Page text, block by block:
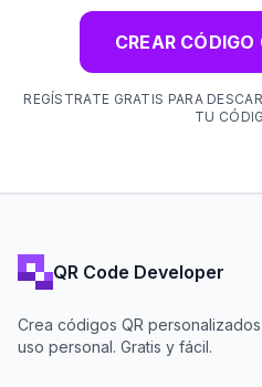
CREAR CÓDIGO
REGÍSTRATE GRATIS PARA
TU
QR Code Developer
Crea códigos QR
uso personal. Gratis y fácil.